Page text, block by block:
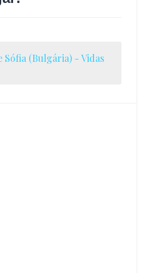
Sófia (Bulgária) - Vidas